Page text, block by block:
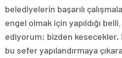
belediyelerin başarılı
engel olmak için yapıldığı
ediyorum; bizden
bu sefer yapılandırmaya